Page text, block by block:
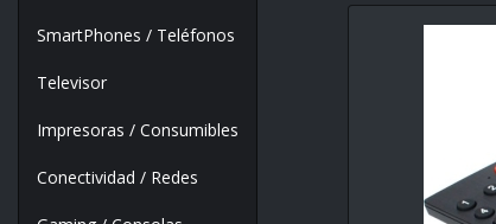
SmartPhones / Teléfonos
Televisor
Impresoras / Consumibles
Conectividad / Redes